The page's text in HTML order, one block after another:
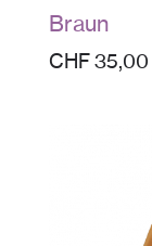
Braun
CHF 35,00